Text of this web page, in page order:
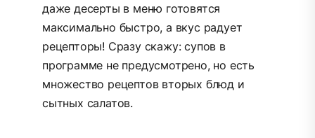
даже десерты в меню готовятся
максимально быстро, а вкус радует
рецепторы! Сразу скажу: супов в
программе не предусмотрено, но есть
множество рецептов вторых блюд и
сытных салатов.